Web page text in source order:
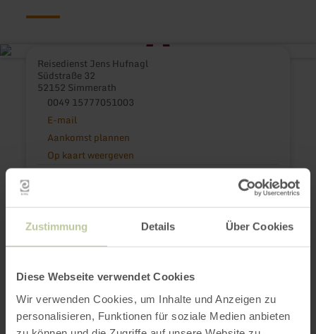
Zustimmung Details Über Cookies
Diese Webseite verwendet Cookies
Wir verwenden Cookies, um Inhalte und Anzeigen zu
personalisieren, Funktionen für soziale Medien anbieten
Reisedienst Jens Hufnagl
Südstraße 32
52152 Simmerath
0049 15777051003
E-mail
Aankomst plannen
Op kaart weergeven
52152 Simmerath
0049 15777051003
E-mail